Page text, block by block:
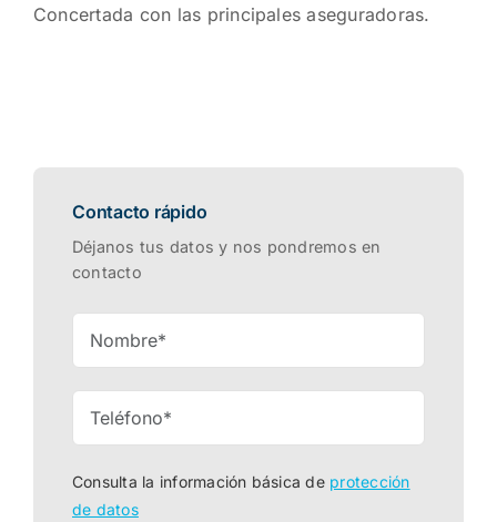
Concertada con las principales aseguradoras.
Contacto rápido
Déjanos tus datos y nos pondremos en
contacto
Consulta la información básica de protección
de datos